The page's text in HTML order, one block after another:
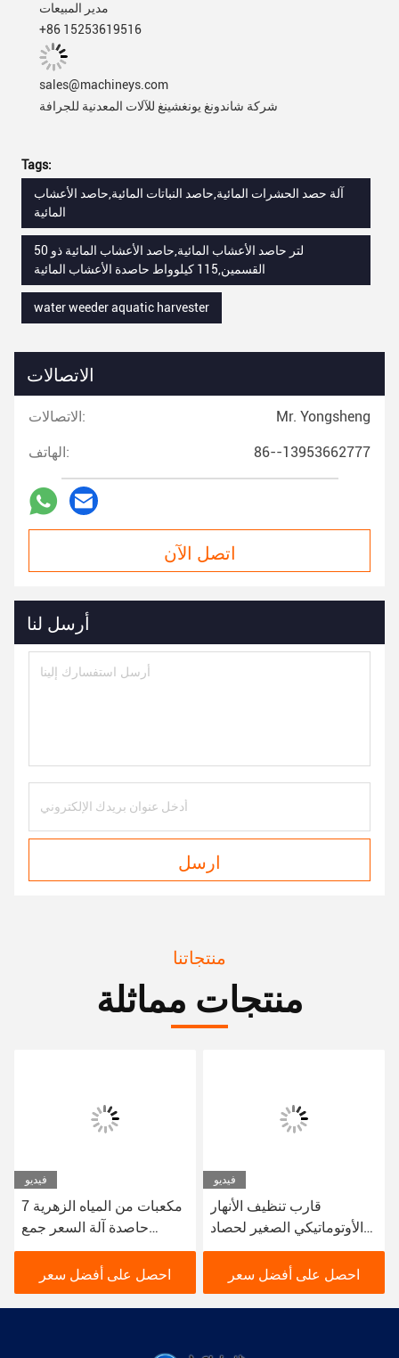
مدير المبيعات
+86 15253619516
sales@machineys.com
شركة شاندونغ يونغشينغ للآلات المعدنية للجرافة
Tags:
آلة حصد الحشرات المائية,حاصد النباتات المائية,حاصد الأعشاب
المائية
50 لتر حاصد الأعشاب المائية,حاصد الأعشاب المائية ذو
القسمين,115 كيلوواط حاصدة الأعشاب المائية
water weeder aquatic harvester
الاتصالات
الاتصالات: Mr. Yongsheng
الهاتف: 86--13953662777
اتصل الآن
أرسل لنا
ارسل
منتجاتنا
منتجات مماثلة
فيديو
7 مكعبات من المياه الزهرية
حاصدة آلة السعر جمع
وتنظيف مصانع مياه النهر
احصل على أفضل سعر
فيديو
قارب تنظيف الأنهار
الأوتوماتيكي الصغير لحصاد
زنبق الماء بسعة 8 متر
مكعباحصل على أفضل سعر